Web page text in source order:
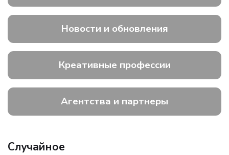
Новости и обновления
Креативные профессии
Агентства и партнеры
Случайное